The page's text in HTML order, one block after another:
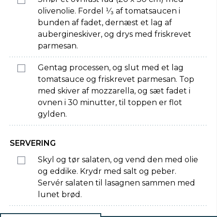
olivenolie. Fordel ¹⁄₃ af tomatsaucen i
bunden af fadet, dernæst et lag af
aubergineskiver, og drys med friskrevet
parmesan.
Gentag processen, og slut med et lag
tomatsauce og friskrevet parmesan. Top
med skiver af mozzarella, og sæt fadet i
ovnen i 30 minutter, til toppen er flot
gylden.
SERVERING
Skyl og tør salaten, og vend den med olie
og eddike. Krydr med salt og peber.
Servér salaten til lasagnen sammen med
lunet brød.